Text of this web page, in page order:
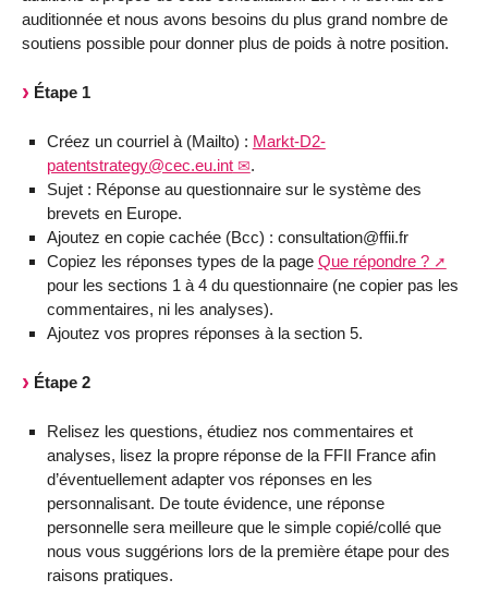
auditionnée et nous avons besoins du plus grand nombre de
soutiens possible pour donner plus de poids à notre position.
Étape 1
Créez un courriel à (Mailto) : Markt-D2-
patentstrategy@cec.eu.int
.
Sujet : Réponse au questionnaire sur le système des
brevets en Europe.
Ajoutez en copie cachée (Bcc) : consultation@ffii.fr
Copiez les réponses types de la page Que répondre ?
pour les sections 1 à 4 du questionnaire (ne copier pas les
commentaires, ni les analyses).
Ajoutez vos propres réponses à la section 5.
Étape 2
Relisez les questions, étudiez nos commentaires et
analyses, lisez la propre réponse de la FFII France afin
d’éventuellement adapter vos réponses en les
personnalisant. De toute évidence, une réponse
personnelle sera meilleure que le simple copié/collé que
nous vous suggérions lors de la première étape pour des
raisons pratiques.